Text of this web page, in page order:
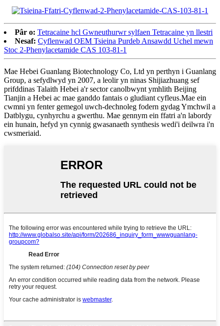
Pâr o: Tetracaine hcl Gwneuthurwr sylfaen Tetracaine yn llestri
Nesaf: Cyflenwad OEM Tsieina Purdeb Ansawdd Uchel mewn
Stoc 2-Phenylacetamide CAS 103-81-1
Mae Hebei Guanlang Biotechnology Co, Ltd yn perthyn i Guanlang
Group, a sefydlwyd yn 2007, a leolir yn ninas Shijiazhuang sef
prifddinas Talaith Hebei a'r sector canolbwynt ymhlith Beijing
Tianjin a Hebei ac mae ganddo fantais o gludiant cyfleus.Mae ein
cwmni yn fenter gemegol uwch-dechnoleg fodern gydag Ymchwil a
Datblygu, cynhyrchu a gwerthu. Mae gennym ein ffatri a'n labordy
ein hunain, hefyd yn cynnig gwasanaeth synthesis wedi'i deilwra i'n
cwsmeriaid.